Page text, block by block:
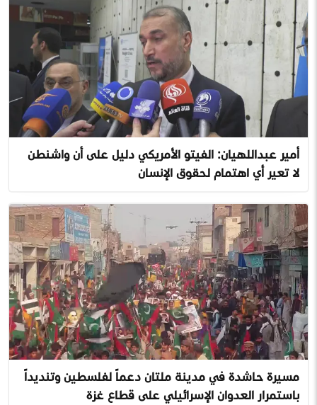
أمير عبداللهيان: الفيتو الأمريكي دليل على أن واشنطن
لا تعير أي اهتمام لحقوق الإنسان
مسيرة حاشدة في مدينة ملتان دعماً لفلسطين وتنديداً
باستمرار العدوان الإسرائيلي على قطاع غزة